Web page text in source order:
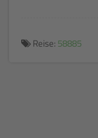
Reise: 58885